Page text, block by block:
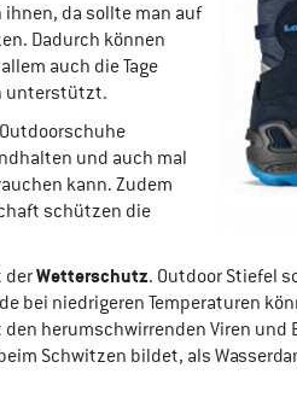
ihnen, da sollte man auf
Dadurch können
auch die Tage
unterstützt.
und auch mal
kann. Zudem
schützen die
derWetterschutz. Outdoor Stiefel
bei niedrigeren Temperaturen
herumschwirrenden Viren und
Schwitzen bildet, als